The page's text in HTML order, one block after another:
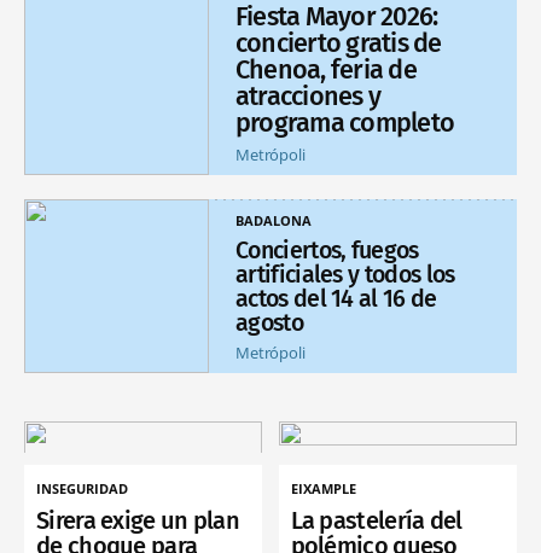
Fiesta Mayor 2026:
concierto gratis de
Chenoa, feria de
atracciones y
programa completo
Metrópoli
BADALONA
Conciertos, fuegos
artificiales y todos los
actos del 14 al 16 de
agosto
Metrópoli
INSEGURIDAD
Sirera exige un plan
de choque para
EIXAMPLE
La pastelería del
polémico queso